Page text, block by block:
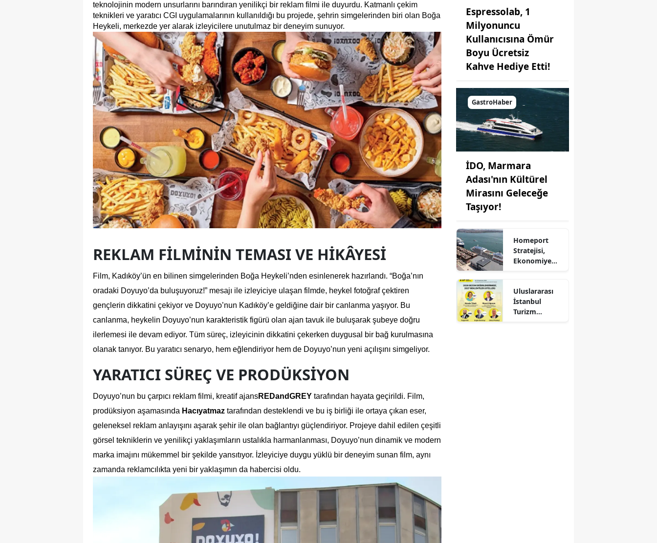
teknolojinin modern unsurlarını barındıran yenilikçi bir reklam filmi ile duyurdu. Katmanlı çekim
teknikleri ve yaratıcı CGI uygulamalarının kullanıldığı bu projede, şehrin simgelerinden biri olan Boğa
Heykeli, merkezde yer alarak izleyicilere unutulmaz bir deneyim sunuyor.
REKLAM FILMININ TEMASI VE HIKÂYESI
Film, Kadıköy’ün en bilinen simgelerinden Boğa Heykeli’nden esinlenerek hazırlandı. “Boğa’nın
oradaki Doyuyo’da buluşuyoruz!” mesajı ile izleyiciye ulaşan filmde, heykel fotoğraf çektiren
gençlerin dikkatini çekiyor ve Doyuyo’nun Kadıköy’e geldiğine dair bir canlanma yaşıyor. Bu
canlanma, heykelin Doyuyo’nun karakteristik figürü olan ajan tavuk ile buluşarak şubeye doğru
ilerlemesi ile devam ediyor. Tüm süreç, izleyicinin dikkatini çekerken duygusal bir bağ kurulmasına
olanak tanıyor. Bu yaratıcı senaryo, hem eğlendiriyor hem de Doyuyo’nun yeni açılışını simgeliyor.
YARATICI SÜREÇ VE PRODÜKSIYON
Doyuyo’nun bu çarpıcı reklam filmi, kreatif ajansREDandGREY tarafından hayata geçirildi. Film,
prodüksiyon aşamasında Hacıyatmaz tarafından desteklendi ve bu iş birliği ile ortaya çıkan eser,
geleneksel reklam anlayışını aşarak şehir ile olan bağlantıyı güçlendiriyor. Projeye dahil edilen çeşitli
görsel tekniklerin ve yenilikçi yaklaşımların ustalıkla harmanlanması, Doyuyo’nun dinamik ve modern
marka imajını mükemmel bir şekilde yansıtıyor. İzleyiciye duygu yüklü bir deneyim sunan film, aynı
zamanda reklamcılıkta yeni bir yaklaşımın da habercisi oldu.
Espressolab, 1
Milyonuncu
Kullanıcısına Ömür
Boyu Ücretsiz
Kahve Hediye Etti!
GastroHaber
İDO, Marmara
Adası'nın Kültürel
Mirasını Geleceğe
Taşıyor!
Homeport
Stratejisi,
Ekonomiye
Sağlıyor!
Uluslararası
İstanbul
Turizm